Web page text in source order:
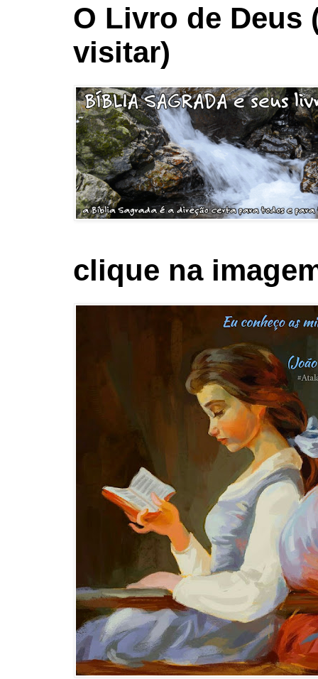
O Livro de Deus
visitar)
clique na